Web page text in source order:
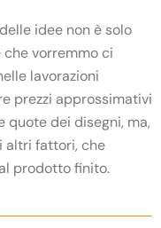
idee non è solo
che vorremmo ci
lavorazioni
prezzi approssimativi
dei disegni, ma,
altri fattori, che
prodotto finito.